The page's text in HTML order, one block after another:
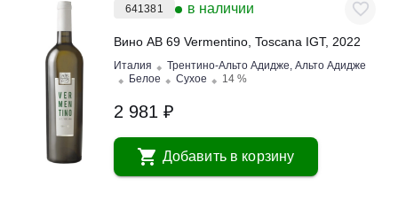
641381 в наличии
Вино AB 69 Vermentino, Toscana IGT, 2022
Италия
Трентино-Альто Адидже, Альто Адидже
Белое
Сухое 14 %
2 981 ₽
Добавить в корзину